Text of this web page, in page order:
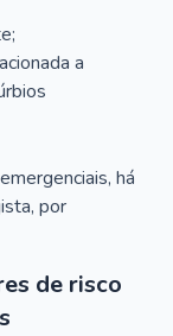
a
há
por
de risco